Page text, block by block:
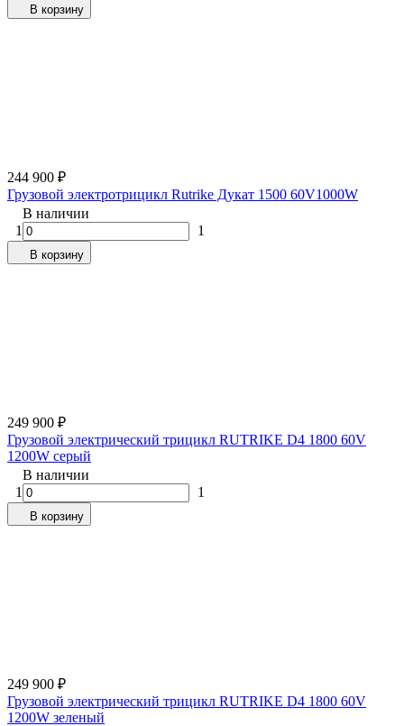
В корзину
244 900 ₽
Грузовой электротрицикл Rutrike Дукат 1500 60V1000W
В наличии
1
1
В корзину
249 900 ₽
Грузовой электрический трицикл RUTRIKE D4 1800 60V
1200W серый
В наличии
1
1
В корзину
249 900 ₽
Грузовой электрический трицикл RUTRIKE D4 1800 60V
1200W зеленый